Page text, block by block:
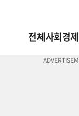
전체사회경제